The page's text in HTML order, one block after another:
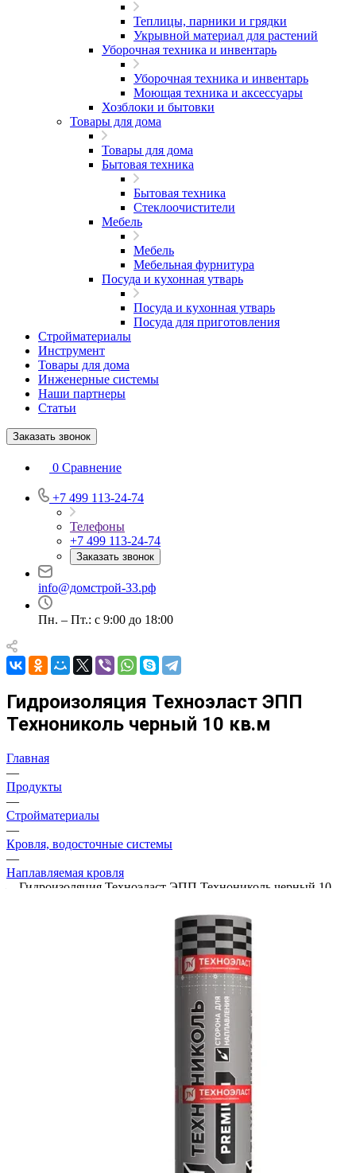
Теплицы, парники и грядки
Укрывной материал для растений
Уборочная техника и инвентарь
Уборочная техника и инвентарь
Моющая техника и аксессуары
Хозблоки и бытовки
Товары для дома
Товары для дома
Бытовая техника
Бытовая техника
Стеклоочистители
Мебель
Мебель
Мебельная фурнитура
Посуда и кухонная утварь
Посуда и кухонная утварь
Посуда для приготовления
Стройматериалы
Инструмент
Товары для дома
Инженерные системы
Наши партнеры
Статьи
Заказать звонок
0 Сравнение
+7 499 113-24-74
Телефоны
+7 499 113-24-74
Заказать звонок
info@домстрой-33.рф
Пн. – Пт.: с 9:00 до 18:00
Гидроизоляция Техноэласт ЭПП
Технониколь черный 10 кв.м
Главная
—
Продукты
—
Стройматериалы
—
Кровля, водосточные системы
—
Наплавляемая кровля
Гидроизоляция Техноэласт ЭПП Технониколь черный 10